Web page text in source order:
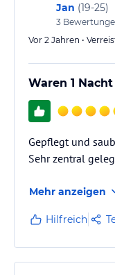
Jan (19-25)
3
Vor 2 Jahren •
Waren 1
Gepflegt und
Sehr zentral
Mehr anzeigen
Hilfreich